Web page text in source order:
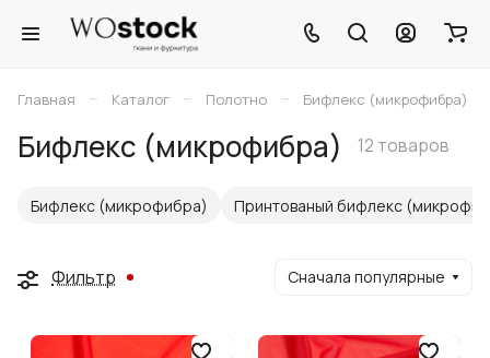
Главная – Каталог – Полотно – Бифлекс (микрофибра)
Бифлекс (микрофибра) 12 товаров
Бифлекс (микрофибра) Принтованый бифлекс
Фильтр Сначала популярные